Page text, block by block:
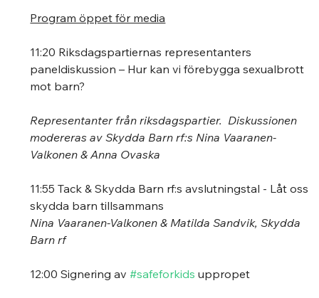
Program öppet för media
11:20 Riksdagspartiernas representanters
paneldiskussion – Hur kan vi förebygga sexualbrott
mot barn?
Representanter från riksdagspartier.  Diskussionen
modereras av Skydda Barn rf:s Nina Vaaranen-
Valkonen & Anna Ovaska
11:55 Tack & Skydda Barn rf:s avslutningstal - Låt oss
skydda barn tillsammans
Nina Vaaranen-Valkonen & Matilda Sandvik, Skydda
Barn rf
12:00 Signering av #safeforkids uppropet